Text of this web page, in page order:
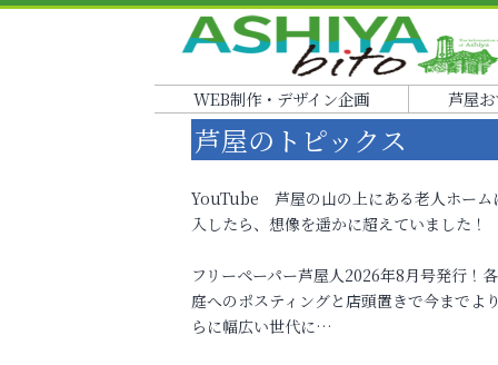
WEB制作・デザイン企画 芦屋
芦屋のトピックス
YouTube 芦屋の山の上にある老人ホーム
入したら、想像を遥かに超えていました！
フリーペーパー芦屋人2026年8月号発行！
庭へのポスティングと店頭置きで今までよ
らに幅広い世代に…